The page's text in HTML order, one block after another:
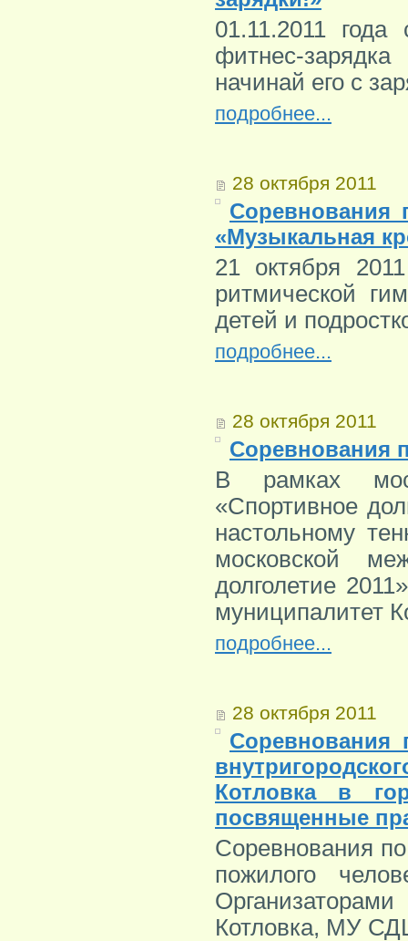
01.11.2011 года
фитнес-
начинай его с
подробнее...
28 октября 2011
Соревнования
«Музыкальная
21 октября
ритмической
детей и
подробнее...
28 октября 2011
Соревнования
В рамках
«Спортивное
настольному
московской
долголетие
муниципалитет
подробнее...
28 октября 2011
Котловка в
посвященные
Соревнования
пожилого
Котловка, МУ